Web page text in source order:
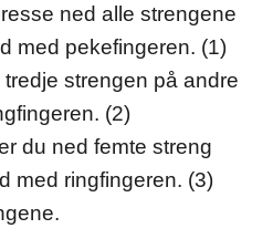
ned alle strengene
med pekefingeren. (1)
strengen på andre
(2)
du ned femte streng
med ringfingeren. (3)